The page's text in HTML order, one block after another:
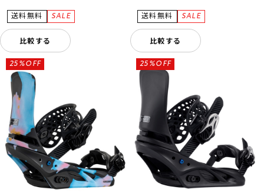
比較する 比較する
25%OFF 25%OFF